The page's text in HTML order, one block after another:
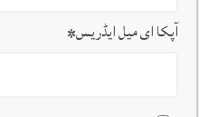
آپکا ای میل ایڈریس*